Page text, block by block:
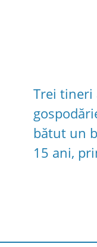
Trei tineri
bătut un
15 ani,